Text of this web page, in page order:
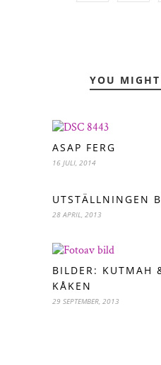
YOU
ASAP FERG
16 JULI, 2014
UTSTÄLLNINGEN
28 APRIL, 2013
BILDER: KUTMAH
KÅKEN
29 SEPTEMBER, 2013